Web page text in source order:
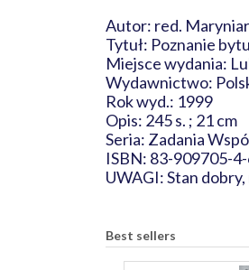
Autor: red.
Tytuł: Poznanie
Miejsce wydania:
Wydawnictwo:
Rok wyd.: 1999
Opis: 245 s. ; 21 cm
Seria: Zadania
ISBN: 83-909705-
UWAGI: Stan
Best sellers